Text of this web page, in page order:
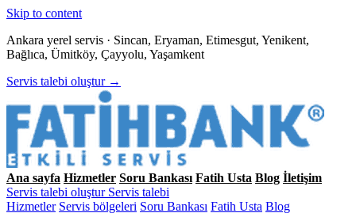
Skip to content
Ankara yerel servis · Sincan, Eryaman, Etimesgut, Yenikent,
Bağlıca, Ümitköy, Çayyolu, Yaşamkent
Servis talebi oluştur →
Ana sayfa Hizmetler Soru Bankası Fatih Usta Blog İletişim
Servis talebi oluştur Servis talebi
Hizmetler Servis bölgeleri Soru Bankası Fatih Usta Blog